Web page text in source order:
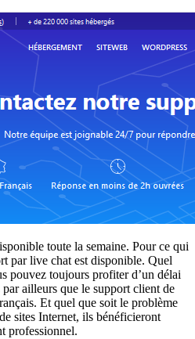
toute la semaine. Pour ce qui
par live chat est disponible. Quel
pouvez toujours profiter d’un délai
ailleurs que le support client de
Et quel que soit le problème
sites Internet, ils bénéficieront
professionnel.